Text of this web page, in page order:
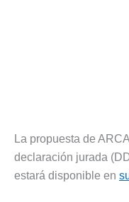
La propuesta de
declaración jurada
estará disponible en